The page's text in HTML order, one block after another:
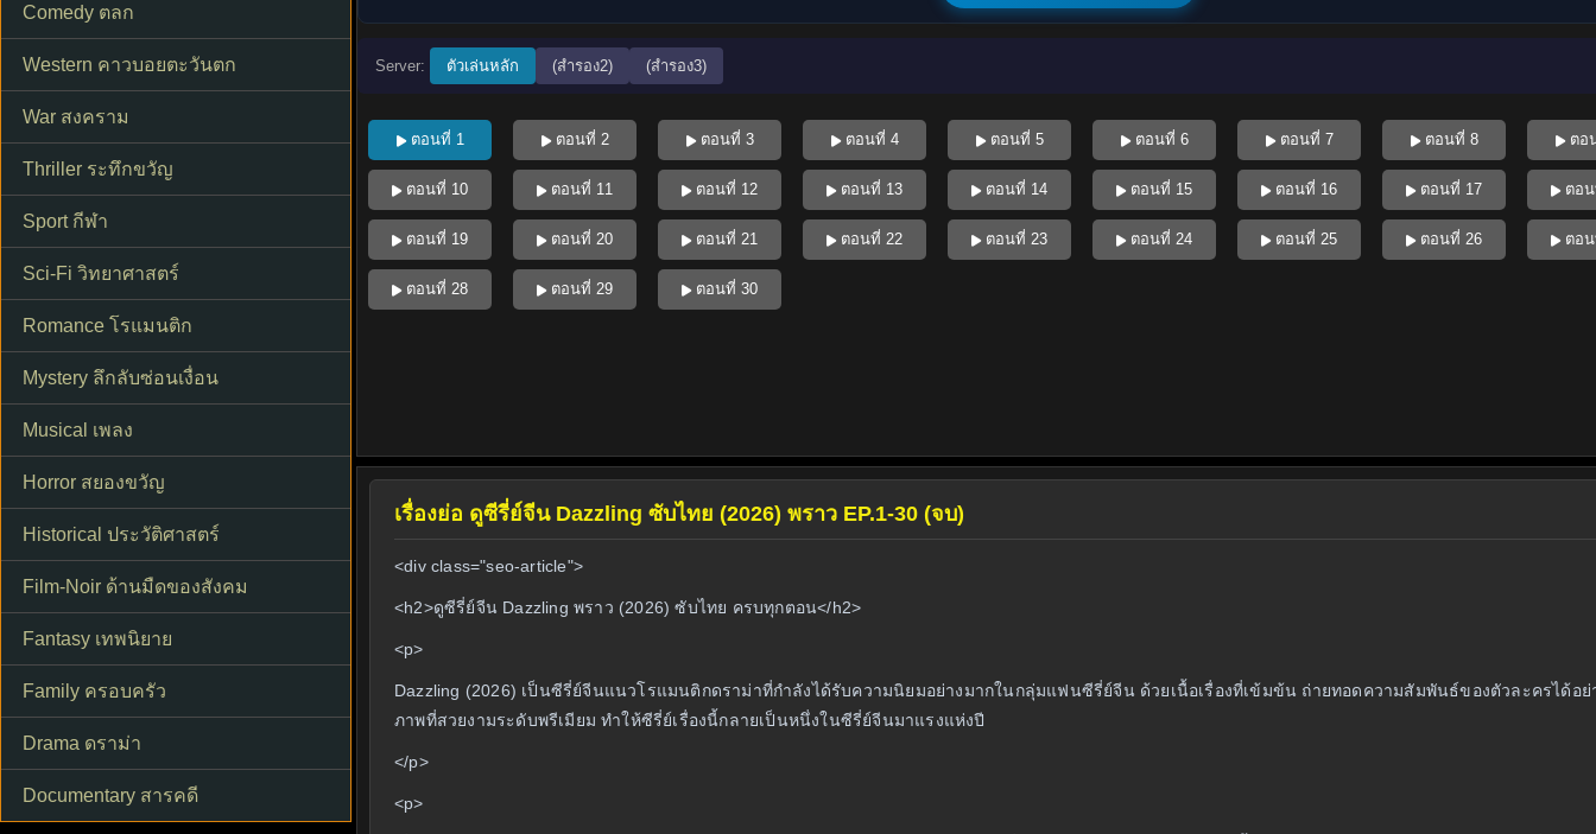
Comedy ตลก
Western คาวบอยตะวันตก
War สงคราม
Thriller ระทึกขวัญ
Sport กีฬา
Sci-Fi วิทยาศาสตร์
Romance โรแมนติก
Mystery ลึกลับซ่อนเงื่อน
Musical เพลง
Horror สยองขวัญ
Historical ประวัติศาสตร์
Film-Noir ด้านมืดของสังคม
Fantasy เทพนิยาย
Family ครอบครัว
Drama ดราม่า
Documentary สารคดี
Server: ตัวเล่นหลัก (สำรอง2) (สำรอง3)
ตอนที่ 1 ตอนที่ 2 ตอนที่ 3 ตอนที่ 4 ตอนที่ 5 ตอนที่ 6 ตอนที่ 7 ตอนที่ 8 ตอ
ตอนที่ 10 ตอนที่ 11 ตอนที่ 12 ตอนที่ 13 ตอนที่ 14 ตอนที่ 15 ตอนที่ 16 ตอนที่ 17 ตอ
ตอนที่ 19 ตอนที่ 20 ตอนที่ 21 ตอนที่ 22 ตอนที่ 23 ตอนที่ 24 ตอนที่ 25 ตอนที่ 26 ตอ
ตอนที่ 28 ตอนที่ 29 ตอนที่ 30
เรื่องย่อ ดูซีรี่ย์จีน Dazzling ซับไทย (2026) พราว EP.1-30 (จบ)
<div class="seo-article">
<h2>ดูซีรี่ย์จีน Dazzling พราว (2026) ซับไทย ครบทุกตอน</h2>
<p>
Dazzling (2026) เป็นซีรี่ย์จีนแนวโรแมนติกดราม่าที่กำลังได้รับความนิยมอย่างมากในกลุ่มแฟนซีรี่ย์จีน ด้วยเนื้อเรื่องที่เข้มข้น ถ่ายทอดความสัมพันธ์ของตัวละครได้อย่
ภาพที่สวยงามระดับพรีเมียม ทำให้ซีรี่ย์เรื่องนี้กลายเป็นหนึ่งในซีรี่ย์จีนมาแรงแห่งปี
</p>
<p>